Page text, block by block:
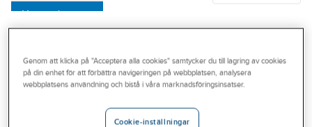
Varumärken
Outlet
Branscher HYKAB
Genom att klicka på "Acceptera alla cookies" samtycker du till lagring av cookies
på din enhet för att förbättra navigeringen på webbplatsen, analysera
webbplatsens användning och bistå i våra marknadsföringsinsatser.
Cookie-inställningar